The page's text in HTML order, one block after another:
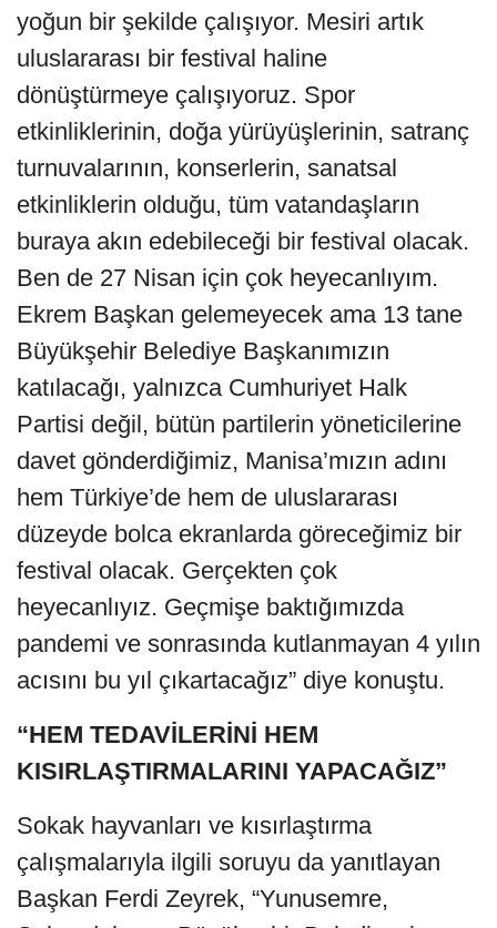
yoğun bir şekilde çalışıyor. Mesiri artık
uluslararası bir festival haline
dönüştürmeye çalışıyoruz. Spor
etkinliklerinin, doğa yürüyüşlerinin, satranç
turnuvalarının, konserlerin, sanatsal
etkinliklerin olduğu, tüm vatandaşların
buraya akın edebileceği bir festival olacak.
Ben de 27 Nisan için çok heyecanlıyım.
Ekrem Başkan gelemeyecek ama 13 tane
Büyükşehir Belediye Başkanımızın
katılacağı, yalnızca Cumhuriyet Halk
Partisi değil, bütün partilerin yöneticilerine
davet gönderdiğimiz, Manisa’mızın adını
hem Türkiye’de hem de uluslararası
düzeyde bolca ekranlarda göreceğimiz bir
festival olacak. Gerçekten çok
heyecanlıyız. Geçmişe baktığımızda
pandemi ve sonrasında kutlanmayan 4 yılın
acısını bu yıl çıkartacağız” diye konuştu.
“HEM TEDAVİLERİNİ HEM
KISIRLAŞTIRMALARINI YAPACAĞIZ”
Sokak hayvanları ve kısırlaştırma
çalışmalarıyla ilgili soruyu da yanıtlayan
Başkan Ferdi Zeyrek, “Yunusemre,